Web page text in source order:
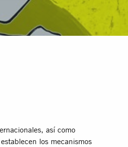
así como
los mecanismos